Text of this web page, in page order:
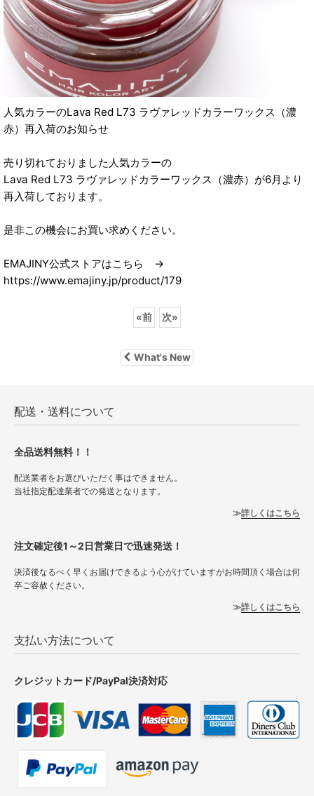
人気カラーのLava Red L73 ラヴァレッドカラーワックス（濃
赤）再入荷のお知らせ
売り切れておりました人気カラーの
Lava Red L73 ラヴァレッドカラーワックス（濃赤）が6月より
再入荷しております。
是非この機会にお買い求めください。
EMAJINY公式ストアはこちら →
https://www.emajiny.jp/product/179
«前 次»
What's New
配送・送料について
全品送料無料！！
配送業者をお選びいただく事はできません。
当社指定配達業者での発送となります。
詳しくはこちら
注文確定後1～2日営業日で迅速発送！
決済後なるべく早くお届けできるよう心がけていますがお時間頂く場合は何
卒ご容赦ください。
詳しくはこちら
支払い方法について
クレジットカード/PayPal決済対応